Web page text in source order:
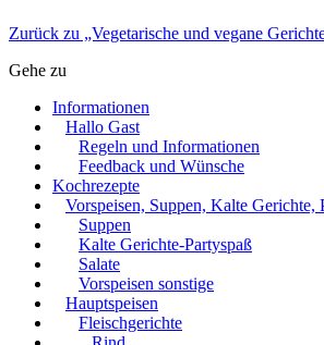
Zurück zu „Vegetarische und vegane
Gehe zu
Informationen
Hallo Gast
Regeln und Informationen
Feedback und Wünsche
Kochrezepte
Vorspeisen, Suppen, Kalte Gerichte,
Suppen
Kalte Gerichte-Partyspaß
Salate
Vorspeisen sonstige
Hauptspeisen
Fleischgerichte